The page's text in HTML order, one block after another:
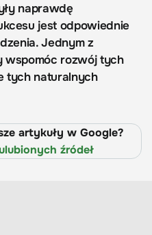
naprawdę
jest odpowiednie
Jednym z
wspomóc rozwój tych
tych naturalnych
artykuły w Google?
źródeł